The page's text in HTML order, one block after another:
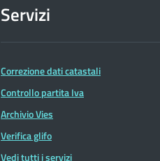
Servizi
Correzione dati catastali
Controllo partita Iva
Archivio Vies
Verifica glifo
Vedi tutti i servizi